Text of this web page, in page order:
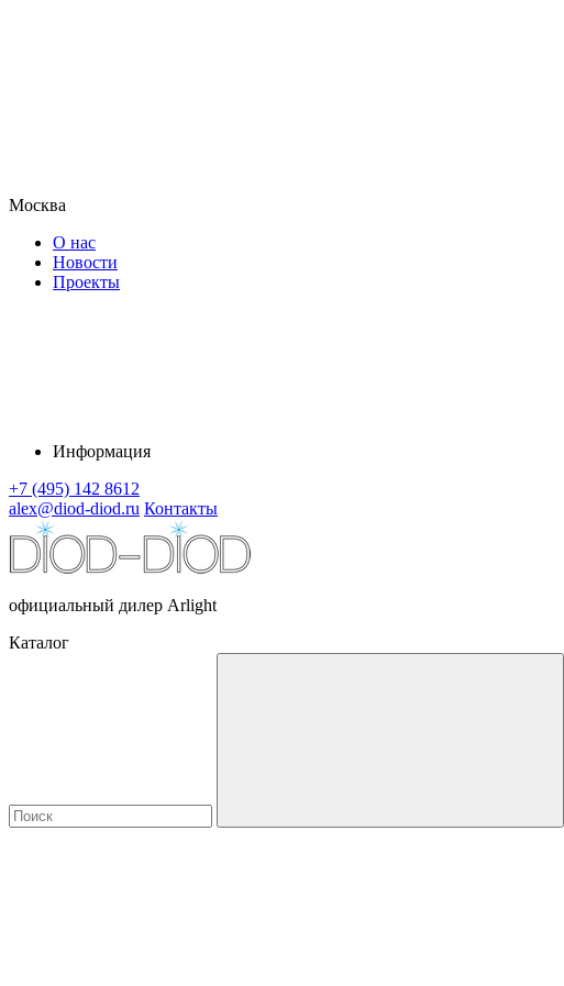
Москва
О нас
Новости
Проекты
Информация
+7 (495) 142 8612
alex@diod-diod.ru Контакты
официальный дилер Arlight
Каталог